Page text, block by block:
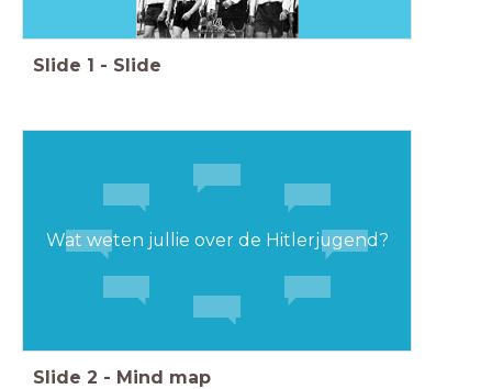
Slide 1 - Slide
Wat weten jullie over de Hitlerjugend?
Slide 2 - Mind map